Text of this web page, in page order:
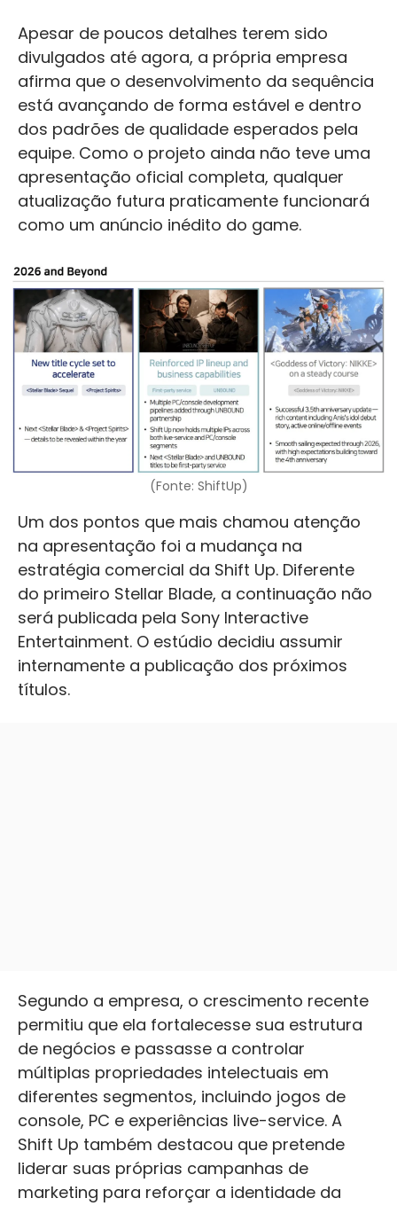
Apesar de poucos detalhes terem sido
divulgados até agora, a própria empresa
afirma que o desenvolvimento da sequência
está avançando de forma estável e dentro
dos padrões de qualidade esperados pela
equipe. Como o projeto ainda não teve uma
apresentação oficial completa, qualquer
atualização futura praticamente funcionará
como um anúncio inédito do game.
(Fonte: ShiftUp)
Um dos pontos que mais chamou atenção
na apresentação foi a mudança na
estratégia comercial da Shift Up. Diferente
do primeiro Stellar Blade, a continuação não
será publicada pela Sony Interactive
Entertainment. O estúdio decidiu assumir
internamente a publicação dos próximos
títulos.
Segundo a empresa, o crescimento recente
permitiu que ela fortalecesse sua estrutura
de negócios e passasse a controlar
múltiplas propriedades intelectuais em
diferentes segmentos, incluindo jogos de
console, PC e experiências live-service. A
Shift Up também destacou que pretende
liderar suas próprias campanhas de
marketing para reforçar a identidade da